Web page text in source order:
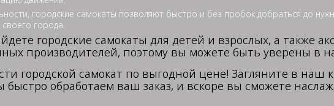
городские самокаты позволяют быстро и без пробок добраться до
города.
городские самокаты для детей и взрослых, а также
производителей, поэтому вы можете быть уверены в
городской самокат по выгодной цене! Загляните в
обработаем ваш заказ, и вскоре вы сможете